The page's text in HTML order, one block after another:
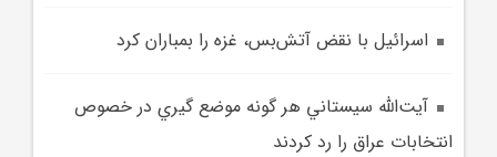
اسرائيل با نقض آتش‌بس، غزه را بمباران کرد
آيت‌الله سيستاني هر گونه موضع گيري در خصوص
انتخابات عراق را رد کردند